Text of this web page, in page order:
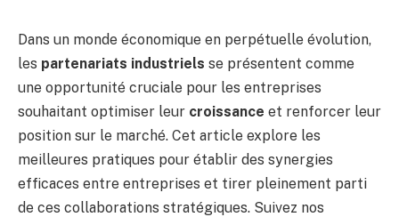
Dans un monde économique en perpétuelle évolution,
les partenariats industriels se présentent comme
une opportunité cruciale pour les entreprises
souhaitant optimiser leur croissance et renforcer leur
position sur le marché. Cet article explore les
meilleures pratiques pour établir des synergies
efficaces entre entreprises et tirer pleinement parti
de ces collaborations stratégiques. Suivez nos